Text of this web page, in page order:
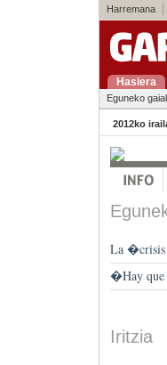
Harremana
Hasiera
Eguneko
2012ko
La �crisis
�Hay que
Iritzia